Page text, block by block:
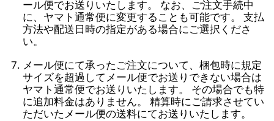
ール便でお送りいたします。 なお、ご注文手続中
に、ヤマト通常便に変更することも可能です。 支払
方法や配送日時の指定がある場合にご選択くださ
い。
メール便にて承ったご注文について、梱包時に規定
サイズを超過してメール便でお送りできない場合は
ヤマト通常便でお送りいたします。 その場合でも特
に追加料金はありません。 精算時にご請求させてい
ただいたメール便の送料にてお送りいたします。